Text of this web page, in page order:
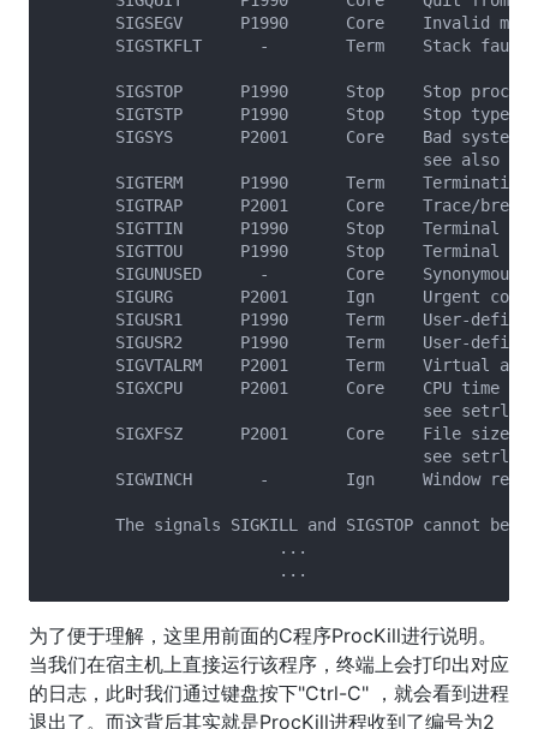
SIGSEGV      P1990      Core    Invalid
SIGSTKFLT      -        Term    Stack fault
       SIGSTOP      P1990      Stop    Stop process
SIGTSTP      P1990      Stop    Stop typed
SIGSYS       P2001      Core    Bad system
see also
SIGTERM      P1990      Term    Termination
SIGTRAP      P2001      Core    Trace/
SIGTTIN      P1990      Stop    Terminal
SIGTTOU      P1990      Stop    Terminal
SIGUNUSED      -        Core    Synonymous
SIGURG       P2001      Ign     Urgent
SIGUSR1      P1990      Term    User-
SIGUSR2      P1990      Term    User-
SIGVTALRM    P2001      Term    Virtual
SIGXCPU      P2001      Core    CPU time
see
SIGXFSZ      P2001      Core    File size
see
SIGWINCH       -        Ign     Window
The signals SIGKILL and SIGSTOP cannot be
为了便于理解，这里用前面的C程序ProcKill进行说明。
当我们在宿主机上直接运行该程序，终端上会打印出对应
的日志，此时我们通过键盘按下"Ctrl-C" ，就会看到进程
退出了。而这背后其实就是ProcKill进程收到了编号为2